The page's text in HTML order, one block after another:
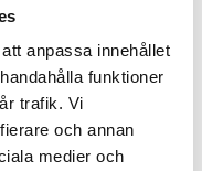
anpassa innehållet
funktioner
trafik. Vi
och annan
medier och
för kommunikation
med Chauvin-Arnoux
oscilloskop.
LÄS MER